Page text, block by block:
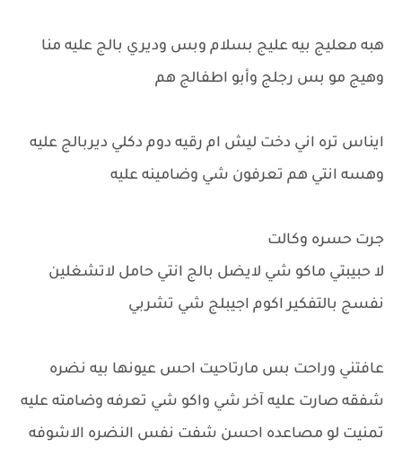
هبه معليج بيه عليج بسلام وبس وديري بالج عليه منا
وهيج مو بس رجلج وأبو اطفالج هم
ايناس تره اني دخت ليش ام رقيه دوم دكلي ديربالج عليه
وهسه انتي هم تعرفون شي وضامينه عليه
جرت حسره وكالت
لا حبيبتي ماكو شي لايضل بالج انتي حامل لاتشغلين
نفسج بالتفكير اكوم اجيبلج شي تشربي
عافتني وراحت بس مارتاحيت احس عيونها بيه نضره
شفقه صارت عليه آخر شي واكو شي تعرفه وضامته عليه
تمنيت لو مصاعده احسن شفت نفس النضره الاشوفه